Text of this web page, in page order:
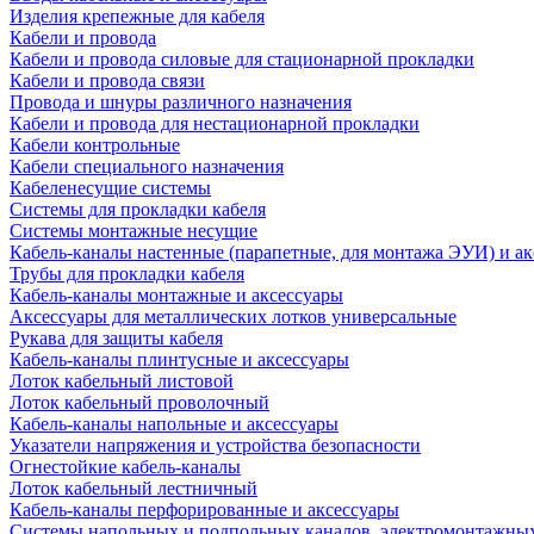
Изделия крепежные для кабеля
Кабели и провода
Кабели и провода силовые для стационарной прокладки
Кабели и провода связи
Провода и шнуры различного назначения
Кабели и провода для нестационарной прокладки
Кабели контрольные
Кабели специального назначения
Кабеленесущие системы
Системы для прокладки кабеля
Системы монтажные несущие
Кабель-каналы настенные (парапетные, для монтажа ЭУИ) и
Трубы для прокладки кабеля
Кабель-каналы монтажные и аксессуары
Аксессуары для металлических лотков универсальные
Рукава для защиты кабеля
Кабель-каналы плинтусные и аксессуары
Лоток кабельный листовой
Лоток кабельный проволочный
Кабель-каналы напольные и аксессуары
Указатели напряжения и устройства безопасности
Огнестойкие кабель-каналы
Лоток кабельный лестничный
Кабель-каналы перфорированные и аксессуары